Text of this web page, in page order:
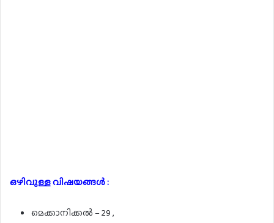
ഒഴിവുള്ള വിഷയങ്ങൾ :
മെക്കാനിക്കൽ – 29 ,